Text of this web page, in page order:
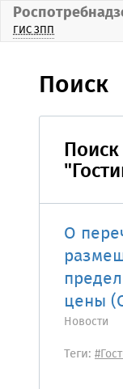
ГИС ЗПП
Поиск
О
цены
Новости
Теги: